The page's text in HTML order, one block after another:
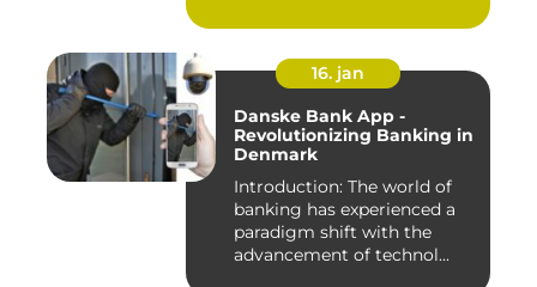
16. jan
Danske Bank App -
Revolutionizing Banking in
Denmark
Introduction: The world of
banking has experienced a
paradigm shift with the
advancement of technol...